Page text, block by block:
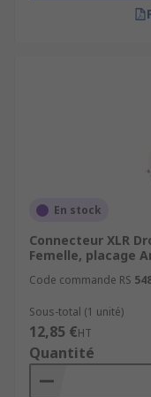
En stock
Connecteur XLR
Femelle, placage
Code commande RS
Sous-total (1 unité)
12,85 €HT
Quantité